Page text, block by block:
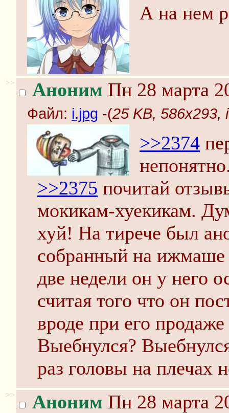
А на нем
>> Аноним Пн 28 марта
Файл: i.jpg -(25 KB, 586x293,
>>2374
>>2375 почитай
мокикам-хуекикам.
хуй! На тирече был
собранный на ижмаше
две недели он у него
считая того что он
вроде при его
Выебнулся?
раз головы на плечах
>> Аноним Пн 28 марта